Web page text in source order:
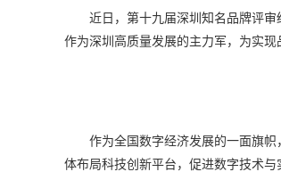
近日，第十九届深圳知名品牌评审
作为深圳高质量发展的主力军，为实现
作为全国数字经济发展的一面旗
体布局科技创新平台，促进数字技术